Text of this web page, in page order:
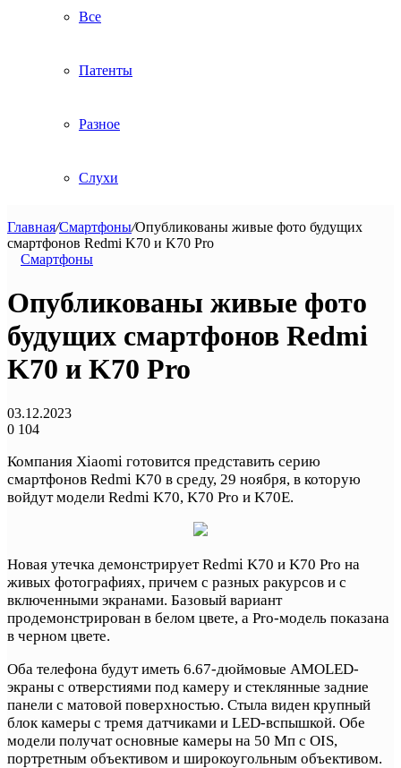
Все
Патенты
Разное
Слухи
Главная/Смартфоны/Опубликованы живые фото будущих
смартфонов Redmi K70 и K70 Pro
Смартфоны
Опубликованы живые фото
будущих смартфонов Redmi
K70 и K70 Pro
03.12.2023
0 104
Компания Xiaomi готовится представить серию
смартфонов Redmi K70 в среду, 29 ноября, в которую
войдут модели Redmi K70, K70 Pro и K70E.
Новая утечка демонстрирует Redmi K70 и K70 Pro на
живых фотографиях, причем с разных ракурсов и с
включенными экранами. Базовый вариант
продемонстрирован в белом цвете, а Pro-модель показана
в черном цвете.
Оба телефона будут иметь 6.67-дюймовые AMOLED-
экраны с отверстиями под камеру и стеклянные задние
панели с матовой поверхностью. Стыла виден крупный
блок камеры с тремя датчиками и LED-вспышкой. Обе
модели получат основные камеры на 50 Мп с OIS,
портретным объективом и широкоугольным объективом.